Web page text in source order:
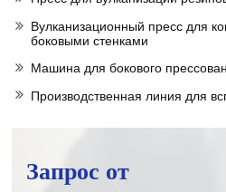
Вулканизационный пресс для
боковыми стенками
Машина для бокового
Производственная линия для
Запрос от